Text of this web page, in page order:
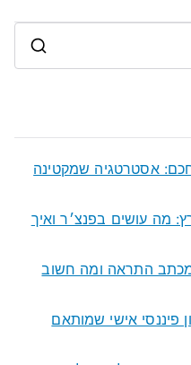
אסטרטגיה שמקטינה
מה עושים בפנצ׳ר ואיך
מכתב התראה ומה חשוב
פיננסי אישי שמותאם